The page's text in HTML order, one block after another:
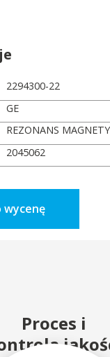
2294300-22
GE
REZONANS
2045062
wycenę
Proces i